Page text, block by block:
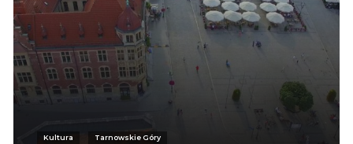
Kultura Tarnowskie Góry